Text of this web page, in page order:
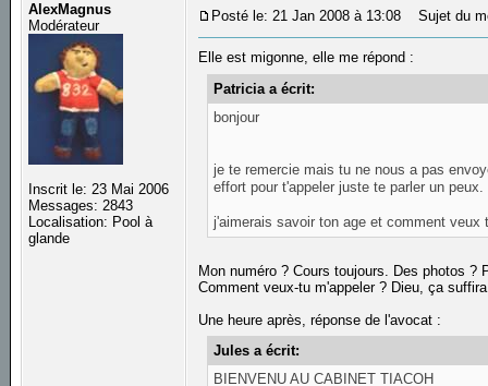
AlexMagnus
Modérateur
Inscrit le: 23 Mai 2006
Messages: 2843
Localisation: Pool à
glande
Posté le: 21 Jan 2008 à 13:08 Sujet du
Elle est migonne, elle me répond :
Patricia a écrit:
bonjour
je te remercie mais tu ne nous a pas
effort pour t'appeler juste te parler un peux.
j'aimerais savoir ton age et comment veux
Mon numéro ? Cours toujours. Des photos
Comment veux-tu m'appeler ? Dieu, ça
Une heure après, réponse de l'avocat :
Jules a écrit:
BIENVENU AU CABINET TIACOH